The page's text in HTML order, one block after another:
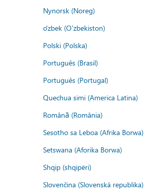
Nynorsk (Noreg)
o'zbek (O'zbekiston)
Polski (Polska)
Português (Brasil)
Português (Portugal)
Quechua simi (America Latina)
Română (România)
Sesotho sa Leboa (Afrika Borwa)
Setswana (Aforika Borwa)
Shqip (shqipëri)
Slovenčina (Slovenská republika)